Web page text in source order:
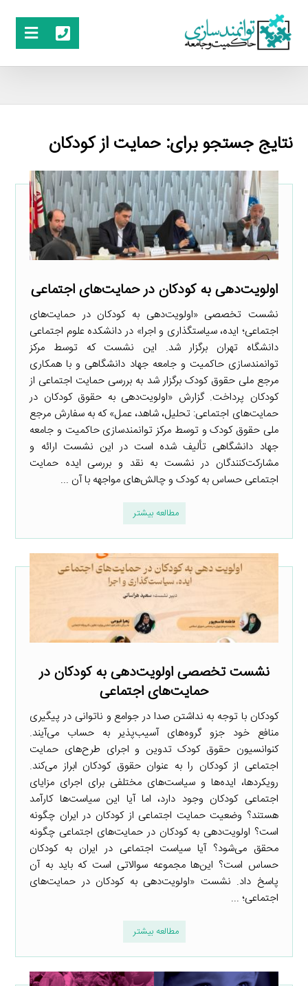
نتایج جستجو برای: حمایت از کودکان
اولویت‌دهی به کودکان در حمایت‌های اجتماعی
نشست تخصصی «اولویت‌دهی به کودکان در حمایت‌های
اجتماعی؛ ایده، سیاستگذاری و اجرا» در دانشکده علوم اجتماعی
دانشگاه تهران برگزار شد. این نشست که توسط مرکز
توانمندسازی حاکمیت و جامعه جهاد دانشگاهی و با همکاری
مرجع ملی حقوق کودک برگزار شد به بررسی حمایت اجتماعی از
کودکان پرداخت. گزارش «اولویت‌دهی به حقوق کودکان در
حمایت‌های اجتماعی: تحلیل، شاهد، عمل» که به سفارش مرجع
ملی حقوق کودک و توسط مرکز توانمندسازی حاکمیت و جامعه
جهاد دانشگاهی تألیف شده است در این نشست ارائه و
مشارکت‌کنندگان در نشست به نقد و بررسی ایده حمایت
اجتماعی حساس به کودک و چالش‌های مواجهه با آن ...
مطالعه بیشتر
نشست تخصصی اولویت‌دهی به کودکان در
حمایت‌های اجتماعی
کودکان با توجه به نداشتن صدا در جوامع و ناتوانی در پیگیری
منافع خود جزو گروه‌های آسیب‌پذیر به حساب می‌آیند.
کنوانسیون حقوق کودک تدوین و اجرای طرح‌های حمایت
اجتماعی از کودکان را به عنوان حقوق کودکان ابراز می‌کند.
رویکردها، ایده‌ها و سیاست‌های مختلفی برای اجرای مزایای
اجتماعی کودکان وجود دارد، اما آیا این سیاست‌ها کارآمد
هستند؟ وضعیت حمایت اجتماعی از کودکان در ایران چگونه
است؟ اولویت‌دهی به کودکان در حمایت‌های اجتماعی چگونه
محقق می‌شود؟ آیا سیاست اجتماعی در ایران به کودکان
حساس است؟ این‌ها مجموعه سوالاتی است که باید به آن
پاسخ داد. نشست «اولویت‌دهی به کودکان در حمایت‌های
اجتماعی؛ ...
مطالعه بیشتر